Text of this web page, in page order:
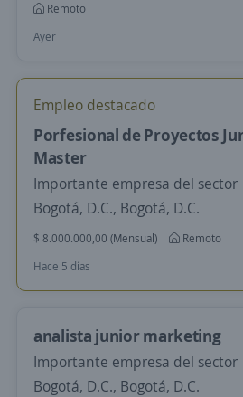
Remoto
Ayer
Empleo destacado
Porfesional de Proyectos
Master
Importante empresa del sector
Bogotá, D.C., Bogotá, D.C.
$ 8.000.000,00 (Mensual)
Remoto
Hace 5 días
analista junior marketing
Importante empresa del sector
Bogotá, D.C., Bogotá, D.C.